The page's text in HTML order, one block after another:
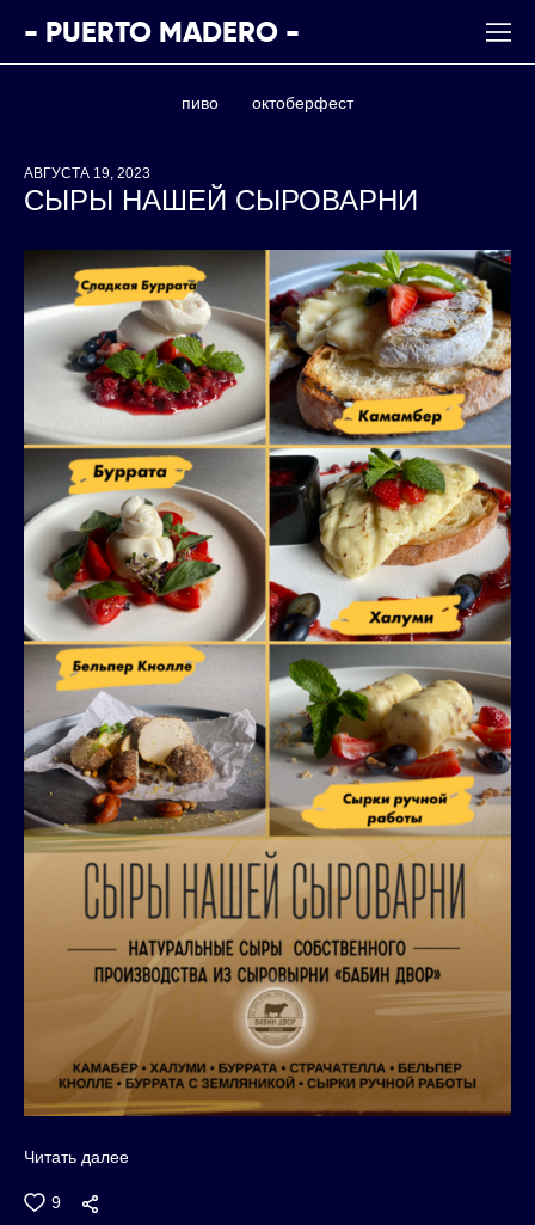
- PUERTO MADERO -
пиво октоберфест
СЫРЫ НАШЕЙ СЫРОВАРНИ
АВГУСТА 19, 2023
Читать далее
9